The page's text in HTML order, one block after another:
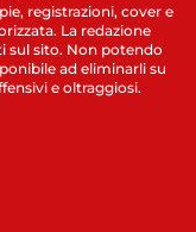
registrazioni, cover e
La redazione
sul sito. Non potendo
ad eliminarli su
e oltraggiosi.